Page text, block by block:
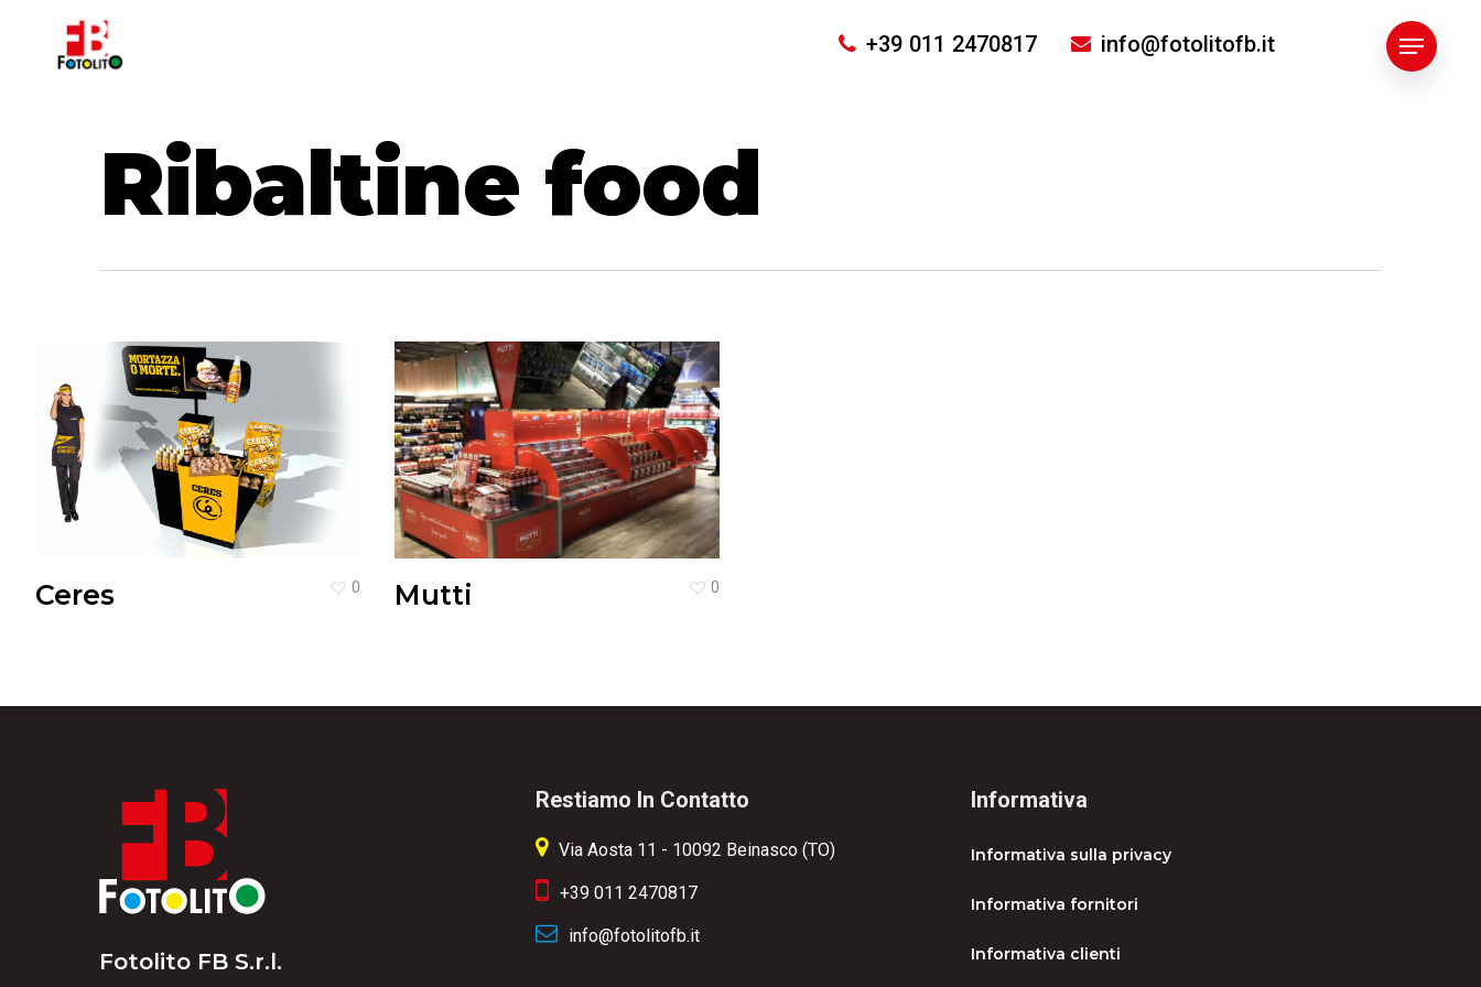
+39 011 2470817 info@fotolitofb.it
Ribaltine food
Ceres 0 Mutti 0
Fotolito FB S.r.l.
Restiamo In Contatto
Via Aosta 11 - 10092 Beinasco (TO)
+39 011 2470817
info@fotolitofb.it
Informativa
Informativa sulla privacy
Informativa fornitori
Informativa clienti